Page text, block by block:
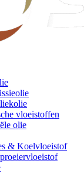
vloeistoffen
olie
& Koelvloeistof